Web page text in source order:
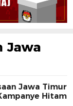
Jawa
Jawa Timur
Hitam